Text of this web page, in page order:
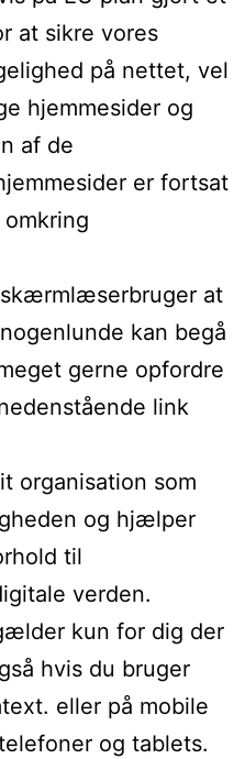
at sikre vores
på nettet, vel
hjemmesider og
af de
er fortsat
at
kan begå
gerne opfordre
link
organisation som
og hjælper
til
verden.
kun for dig der
hvis du bruger
eller på mobile
og tablets.